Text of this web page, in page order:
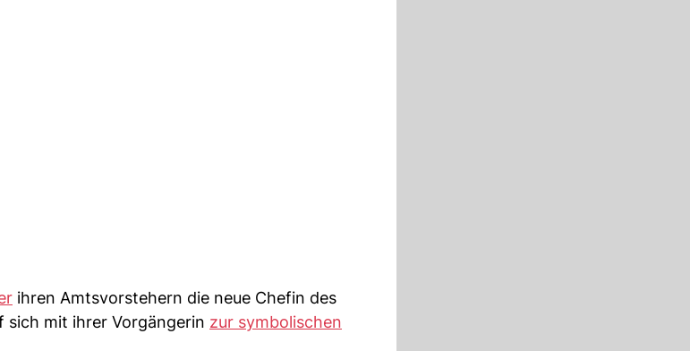
ihren Amtsvorstehern die neue Chefin des
sich mit ihrer Vorgängerin zur symbolischen